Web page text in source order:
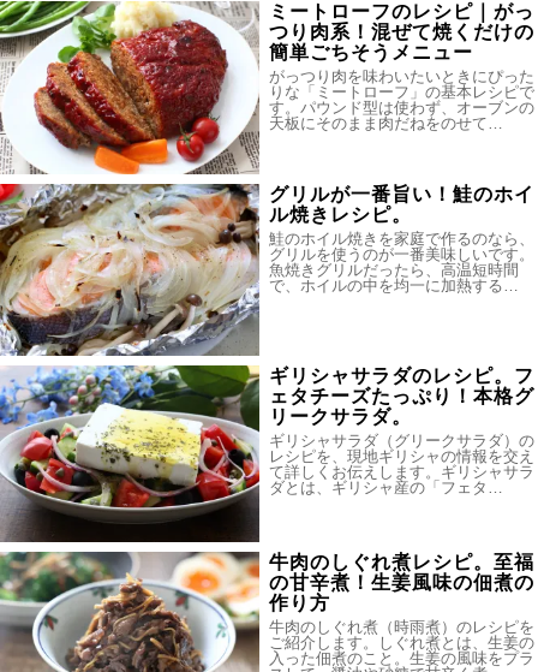
ミートローフのレシピ｜がっ
つり肉系！混ぜて焼くだけの
簡単ごちそうメニュー
がっつり肉を味わいたいときにぴった
りな「ミートローフ」の基本レシピで
す。パウンド型は使わず、オーブンの
天板にそのまま肉だねをのせて…
グリルが一番旨い！鮭のホイ
ル焼きレシピ。
鮭のホイル焼きを家庭で作るのなら、
グリルを使うのが一番美味しいです。
魚焼きグリルだったら、高温短時間
で、ホイルの中を均一に加熱する…
ギリシャサラダのレシピ。フ
ェタチーズたっぷり！本格グ
リークサラダ。
ギリシャサラダ（グリークサラダ）の
レシピを、現地ギリシャの情報を交え
て詳しくお伝えします。ギリシャサラ
ダとは、ギリシャ産の「フェタ…
牛肉のしぐれ煮レシピ。至福
の甘辛煮！生姜風味の佃煮の
作り方
牛肉のしぐれ煮（時雨煮）のレシピを
ご紹介します。しぐれ煮とは、生姜の
入った佃煮のこと。生姜の風味をプラ